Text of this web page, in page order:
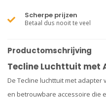
Scherpe prijzen
Betaal dus nooit te veel
Productomschrijving
Tecline Luchttuit met
De Tecline luchttuit met
en betrouwbare accessoire die